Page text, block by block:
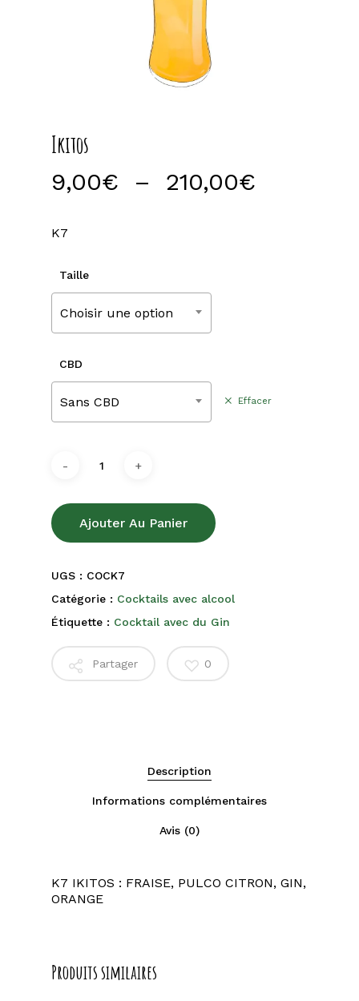
Ikitos
9,00€ – 210,00€
K7
Taille
Choisir une option
CBD
Sans CBD Effacer
Ajouter Au Panier
UGS : COCK7
Catégorie : Cocktails avec alcool
Étiquette : Cocktail avec du Gin
Partager 0
Description
Informations complémentaires
Avis (0)
K7 IKITOS : FRAISE, PULCO CITRON, GIN,
ORANGE
Produits similaires